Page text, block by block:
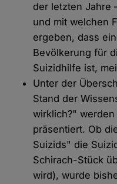
der letzten Jahre
und mit welchen
ergeben, dass
Bevölkerung für
Suizidhilfe ist,
Unter der
Stand der
wirklich?"
präsentiert. Ob
Suizids" die
Schirach-Stück
wird), wurde